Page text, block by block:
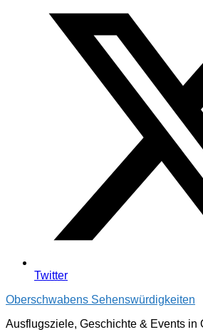
Twitter
Oberschwabens Sehenswürdigkeiten
Ausflugsziele, Geschichte & Events in